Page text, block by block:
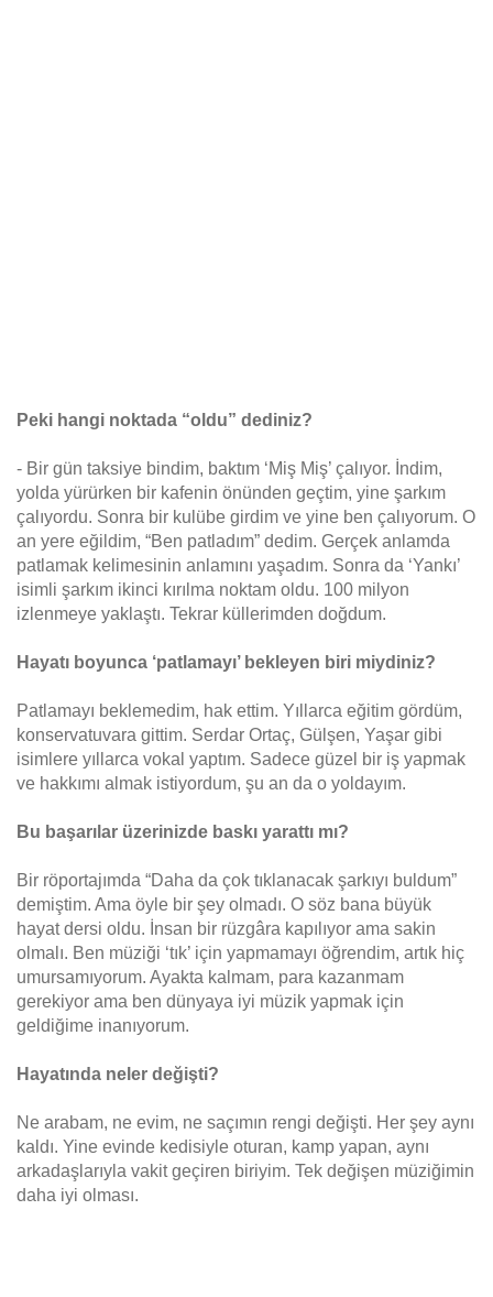
Peki hangi noktada “oldu” dediniz?
- Bir gün taksiye bindim, baktım ‘Miş Miş’ çalıyor. İndim,
yolda yürürken bir kafenin önünden geçtim, yine şarkım
çalıyordu. Sonra bir kulübe girdim ve yine ben çalıyorum. O
an yere eğildim, “Ben patladım” dedim. Gerçek anlamda
patlamak kelimesinin anlamını yaşadım. Sonra da ‘Yankı’
isimli şarkım ikinci kırılma noktam oldu. 100 milyon
izlenmeye yaklaştı. Tekrar küllerimden doğdum.
Hayatı boyunca ‘patlamayı’ bekleyen biri miydiniz?
Patlamayı beklemedim, hak ettim. Yıllarca eğitim gördüm,
konservatuvara gittim. Serdar Ortaç, Gülşen, Yaşar gibi
isimlere yıllarca vokal yaptım. Sadece güzel bir iş yapmak
ve hakkımı almak istiyordum, şu an da o yoldayım.
Bu başarılar üzerinizde baskı yarattı mı?
Bir röportajımda “Daha da çok tıklanacak şarkıyı buldum”
demiştim. Ama öyle bir şey olmadı. O söz bana büyük
hayat dersi oldu. İnsan bir rüzgâra kapılıyor ama sakin
olmalı. Ben müziği ‘tık’ için yapmamayı öğrendim, artık hiç
umursamıyorum. Ayakta kalmam, para kazanmam
gerekiyor ama ben dünyaya iyi müzik yapmak için
geldiğime inanıyorum.
Hayatında neler değişti?
Ne arabam, ne evim, ne saçımın rengi değişti. Her şey aynı
kaldı. Yine evinde kedisiyle oturan, kamp yapan, aynı
arkadaşlarıyla vakit geçiren biriyim. Tek değişen müziğimin
daha iyi olması.